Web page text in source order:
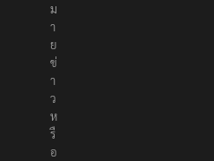
ห
ม
า
ย
ข่
า
ว
ห
รื